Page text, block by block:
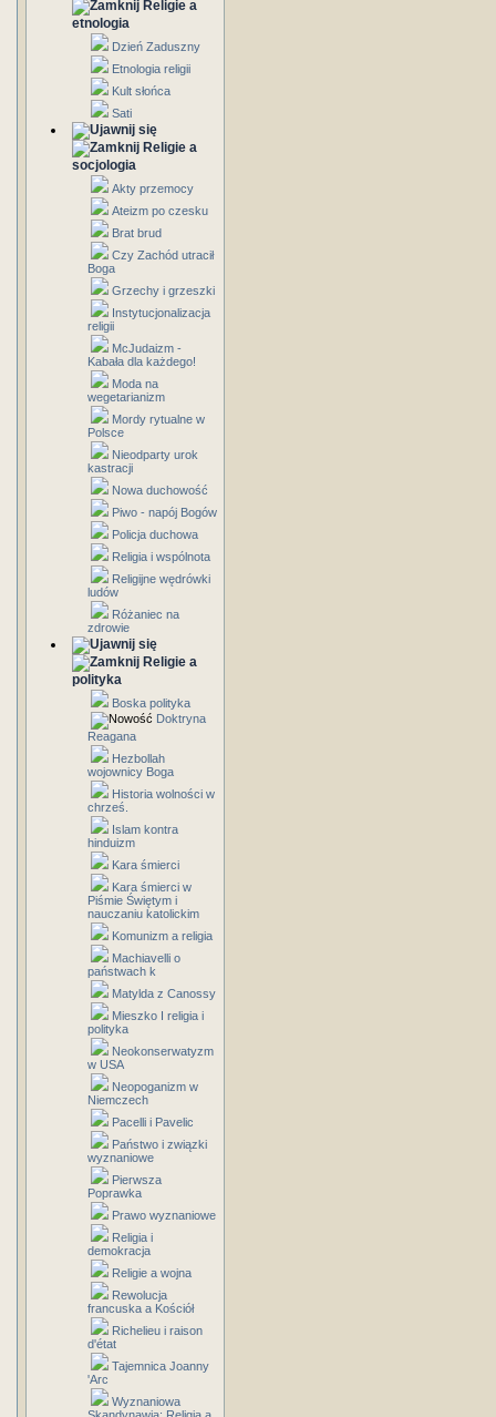
Religie a
etnologia
Dzień Zaduszny
Etnologia religii
Kult słońca
Sati
Religie a
socjologia
Akty przemocy
Ateizm po czesku
Brat brud
Czy Zachód utracił
Boga
Grzechy i grzeszki
Instytucjonalizacja
religii
McJudaizm -
Kabała dla każdego!
Moda na
wegetarianizm
Mordy rytualne w
Polsce
Nieodparty urok
kastracji
Nowa duchowość
Piwo - napój Bogów
Policja duchowa
Religia i wspólnota
Religijne wędrówki
ludów
Różaniec na
zdrowie
Religie a
polityka
Boska polityka
Doktryna
Reagana
Hezbollah
wojownicy Boga
Historia wolności w
chrześ.
Islam kontra
hinduizm
Kara śmierci
Kara śmierci w
Piśmie Świętym i
nauczaniu katolickim
Komunizm a religia
Machiavelli o
państwach k
Matylda z Canossy
Mieszko I religia i
polityka
Neokonserwatyzm
w USA
Neopoganizm w
Niemczech
Pacelli i Pavelic
Państwo i związki
wyznaniowe
Pierwsza
Poprawka
Prawo wyznaniowe
Religia i
demokracja
Religie a wojna
Rewolucja
francuska a Kościół
Richelieu i raison
d'état
Tajemnica Joanny
'Arc
Wyznaniowa